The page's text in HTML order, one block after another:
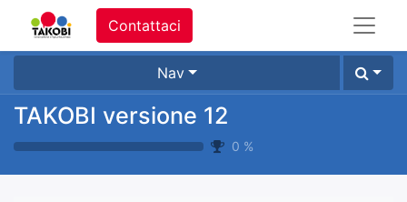
Contattaci
Nav
TAKOBI versione 12
0 %